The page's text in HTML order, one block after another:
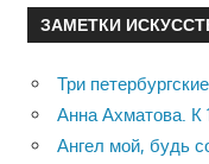
ЗАМЕТКИ
Три
Анна Ахматова. К
Ангел мой, будь